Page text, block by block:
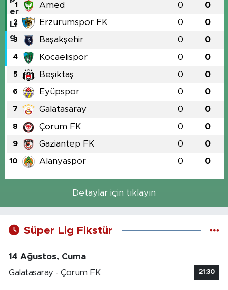
1 Amed 0 0
2 Erzurumspor FK 0 0
3 Başakşehir 0 0
4 Kocaelispor 0 0
5 Beşiktaş 0 0
6 Eyüpspor 0 0
7 Galatasaray 0 0
8 Çorum FK 0 0
9 Gaziantep FK 0 0
10 Alanyaspor 0 0
Detaylar için tıklayın
Süper Lig Fikstür
14 Ağustos, Cuma
Galatasaray - Çorum FK
21:30